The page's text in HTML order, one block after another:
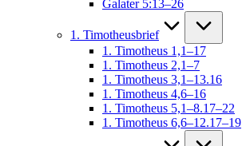
Galater 5:13–26
1. Timotheusbrief
1. Timotheus 1,1–17
1. Timotheus 2,1–7
1. Timotheus 3,1–13.16
1. Timotheus 4,6–16
1. Timotheus 5,1–8.17–22
1. Timotheus 6,6–12.17–19